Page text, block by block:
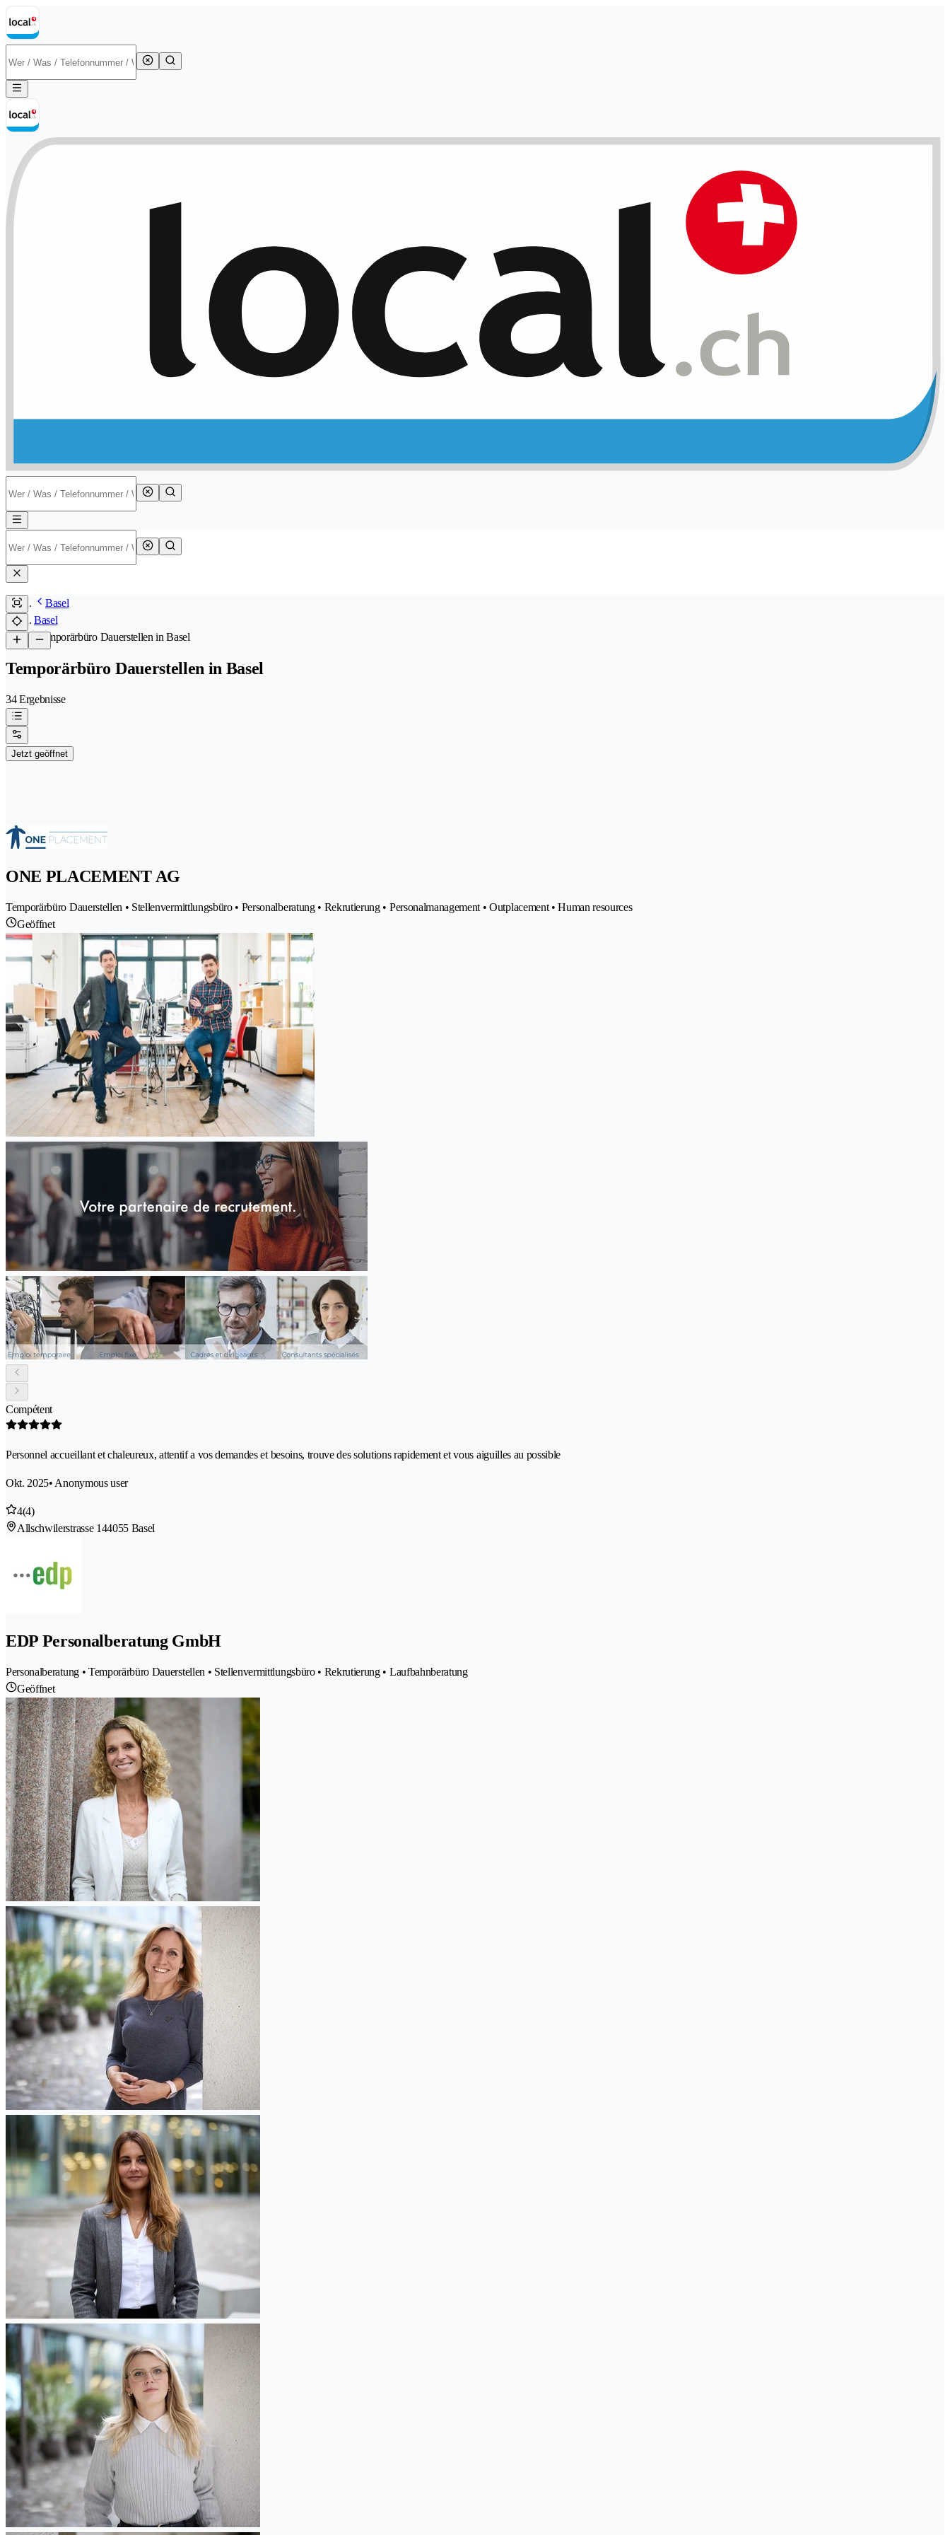
Basel
Basel
/Temporärbüro Dauerstellen in Basel
Temporärbüro Dauerstellen in Basel
34 Ergebnisse
Jetzt geöffnet
ONE PLACEMENT AG
Temporärbüro Dauerstellen • Stellenvermittlungsbüro • Personalberatung • Rekrutierung • Personalmanagement • Outplacement • Human resources
Geöffnet
Compétent
Personnel accueillant et chaleureux, attentif a vos demandes et besoins, trouve des solutions rapidement et vous aiguilles au possible
Okt. 2025• Anonymous user
4(4)
Allschwilerstrasse 144055 Basel
EDP Personalberatung GmbH
Personalberatung • Temporärbüro Dauerstellen • Stellenvermittlungsbüro • Rekrutierung • Laufbahnberatung
Geöffnet